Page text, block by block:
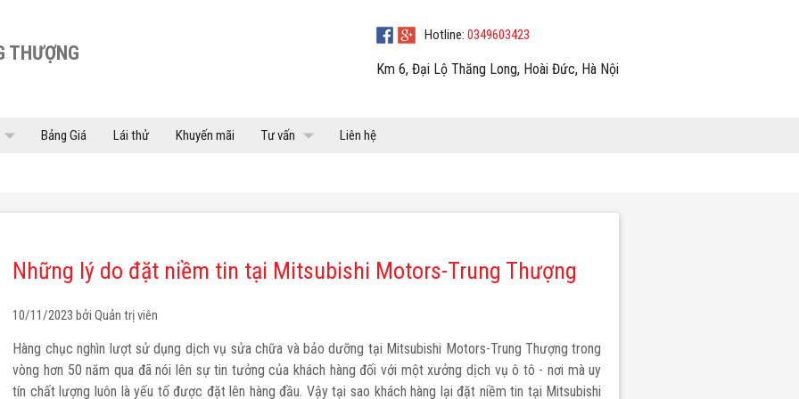
THƯỢNG
Hotline:0349603423
Km 6, Đại Lộ Thăng Long, Hoài Đức, Hà Nội
arrow_drop_down
DST
Bảng Giá Lái thử Khuyến mãi Tư vấn arrow_drop_down Liên hệ
Những lý do đặt niềm tin tại Mitsubishi Motors-Trung Thượng
10/11/2023 bởiQuản trị viên
Hàng chục nghìn lượt sử dụng dịch vụ sửa chữa và bảo dưỡng tại Mitsubishi Motors-Trung Thượng trong
vòng hơn 50 năm qua đã nói lên sự tin tưởng của khách hàng đối với một xưởng dịch vụ ô tô - nơi mà uy
tín chất lượng luôn là yếu tố được đặt lên hàng đầu. Vậy tại sao khách hàng lại đặt niềm tin tại Mitsubishi